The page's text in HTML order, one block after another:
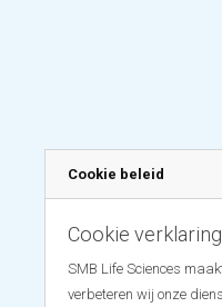
Cookie beleid
Cookie
SMB Life Sciences
verbeteren wij onze